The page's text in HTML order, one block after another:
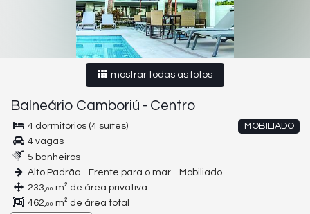
mostrar todas as fotos
Balneário Camboriú - Centro
MOBILIADO
4 dormitórios (4 suítes)
4 vagas
5 banheiros
Alto Padrão - Frente para o mar - Mobiliado
233,00 m² de área privativa
462,00 m² de área total